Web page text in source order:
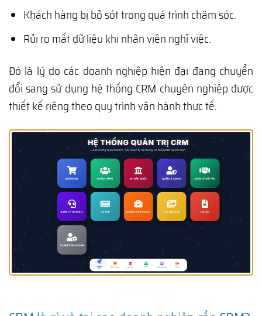
Khách hàng bị bỏ sót trong quá trình chăm sóc.
Rủi ro mất dữ liệu khi nhân viên nghỉ việc.
Đó là lý do các doanh nghiệp hiện đại đang chuyển
đổi sang sử dụng hệ thống CRM chuyên nghiệp được
thiết kế riêng theo quy trình vận hành thực tế.